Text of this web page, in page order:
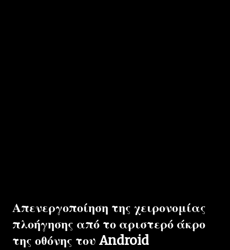
Απενεργοποίηση της χειρονομίας
πλοήγησης από το αριστερό άκρο
της οθόνης του Android